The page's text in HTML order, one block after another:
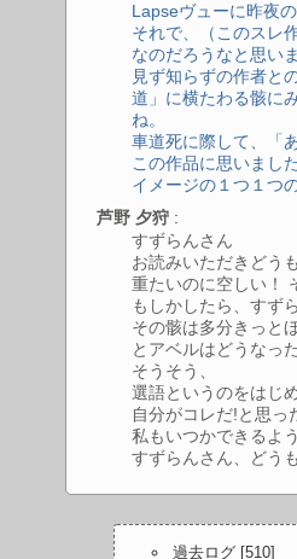
Lapseヴューに昨夜
それで、（このスレ
なのだろうなと思い
見ず知らずの作者と
道」に横たわる骸に
ね。
車道死に際して、「
この作品に思いました
イメージの１つ１つ
芦野 夕狩 :
すずらんさん
お読みいただきどう
重たいのに空しい！
もしかしたら、すず
その骸は多分きっと
とアベルはどうなっ
そうそう、
選語というのをはじ
自分がコレだ!と思っ
私もいつかできるよ
すずらんさん、どう
過去ログ [510]